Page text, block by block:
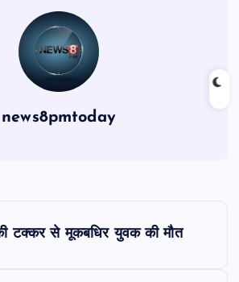
news8pmtoday
टक्कर से मूकबधिर युवक की मौत